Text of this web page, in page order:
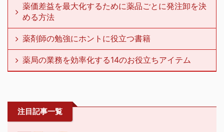
薬価差益を最大化するために薬品ごとに発注卸を決
める方法
薬剤師の勉強にホントに役立つ書籍
薬局の業務を効率化する14のお役立ちアイテム
注目記事一覧